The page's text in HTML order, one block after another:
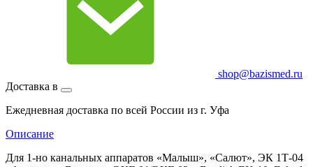
shop@bazismed.ru
Доставка в
Ежедневная доставка по всей России из г. Уфа
Описание
Для 1-но канальных аппаратов «Малыш», «Салют», ЭК 1Т-04